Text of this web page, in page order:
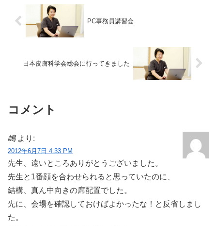
PC事務員講習会
日本皮膚科学会総会に行ってきました
コメント
嶋 より:
2012年6月7日 4:33 PM
先生、遠いところありがとうございました。
先生と1番顔を合わせられると思っていたのに、
結構、真ん中向きの席配置でした。
先に、会場を確認しておけばよかったな！と反省しまし
た。